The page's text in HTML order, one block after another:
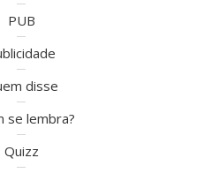
PUB
disse
se lembra?
Quizz